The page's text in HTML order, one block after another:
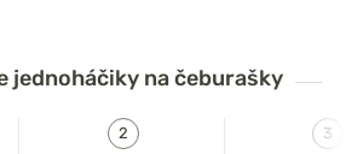
pohyb nástrahy
oblúčikua pevnej konštrukcii
jednoháčiky na čeburašky